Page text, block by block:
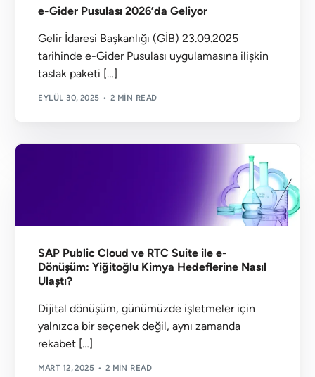
e-Gider Pusulası 2026’da Geliyor
Gelir İdaresi Başkanlığı (GİB) 23.09.2025
tarihinde e-Gider Pusulası uygulamasına ilişkin
taslak paketi […]
EYLÜL 30, 2025 2 MIN READ
SAP Public Cloud ve RTC Suite ile e-
Dönüşüm: Yiğitoğlu Kimya Hedeflerine Nasıl
Ulaştı?
Dijital dönüşüm, günümüzde işletmeler için
yalnızca bir seçenek değil, aynı zamanda
rekabet […]
MART 12, 2025 2 MIN READ